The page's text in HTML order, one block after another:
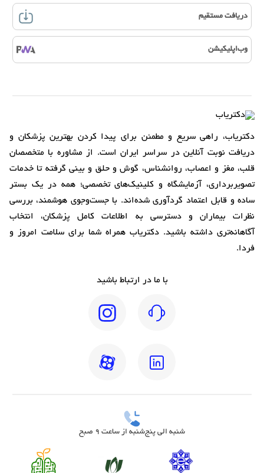
دریافت مستقیم
وب‌اپلیکیشن
دکتریاب، راهی سریع و مطمئن برای پیدا کردن بهترین پزشکان و
دریافت نوبت آنلاین در سراسر ایران است. از مشاوره با متخصصان
قلب، مغز و اعصاب، روانشناس، گوش و حلق و بینی گرفته تا خدمات
تصویربرداری، آزمایشگاه و کلینیک‌های تخصصی؛ همه در یک بستر
ساده و قابل اعتماد گردآوری شده‌اند. با جست‌وجوی هوشمند، بررسی
نظرات بیماران و دسترسی به اطلاعات کامل پزشکان، انتخاب
آگاهانه‌تری داشته باشید. دکتریاب همراه شما برای سلامت امروز و
فردا.
با ما در ارتباط باشید
شنبه الی پنج‌شنبه از ساعت 9 صبح